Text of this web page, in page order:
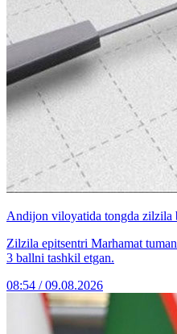
Andijon viloyatida tongda zilzila
Zilzila epitsentri Marhamat
3 ballni tashkil etgan.
08:54 / 09.08.2026